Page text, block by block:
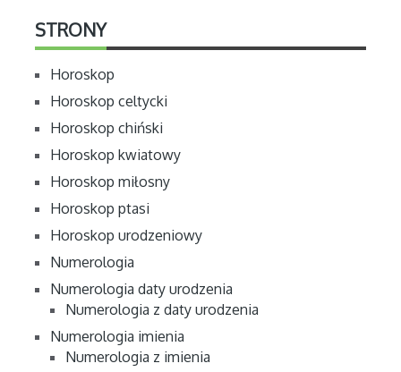
STRONY
Horoskop
Horoskop celtycki
Horoskop chiński
Horoskop kwiatowy
Horoskop miłosny
Horoskop ptasi
Horoskop urodzeniowy
Numerologia
Numerologia daty urodzenia
Numerologia z daty urodzenia
Numerologia imienia
Numerologia z imienia